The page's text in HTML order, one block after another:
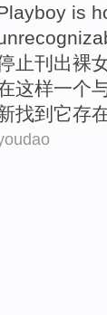
is
止刊出裸
这样一个
找到 它存